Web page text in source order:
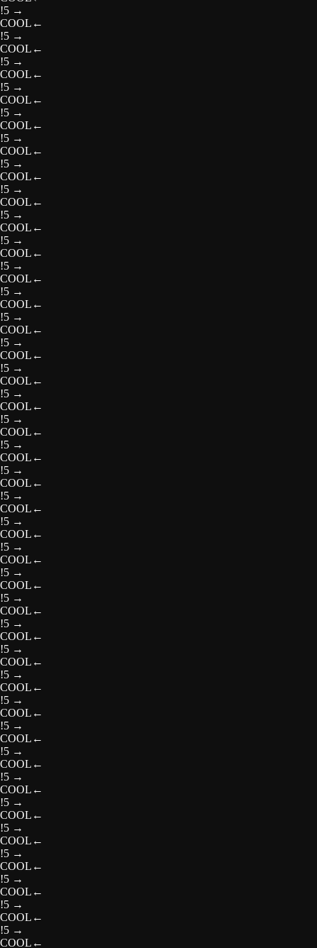
!5 →
COOL ←
!5 →
COOL ←
!5 →
COOL ←
!5 →
COOL ←
!5 →
COOL ←
!5 →
COOL ←
!5 →
COOL ←
!5 →
COOL ←
!5 →
COOL ←
!5 →
COOL ←
!5 →
COOL ←
!5 →
COOL ←
!5 →
COOL ←
!5 →
COOL ←
!5 →
COOL ←
!5 →
COOL ←
!5 →
COOL ←
!5 →
COOL ←
!5 →
COOL ←
!5 →
COOL ←
!5 →
COOL ←
!5 →
COOL ←
!5 →
COOL ←
!5 →
COOL ←
!5 →
COOL ←
!5 →
COOL ←
!5 →
COOL ←
!5 →
COOL ←
!5 →
COOL ←
!5 →
COOL ←
!5 →
COOL ←
!5 →
COOL ←
!5 →
COOL ←
!5 →
COOL ←
!5 →
COOL ←
!5 →
COOL ←
!5 →
COOL ←